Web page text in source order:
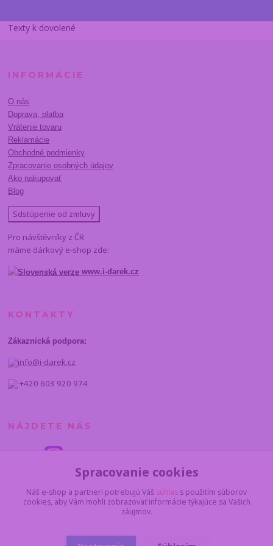
Texty k dovolené
INFORMÁCIE
O nás
Doprava, platba
Vrátenie tovaru
Reklamácie
Obchodné podmienky
Zpracovanie osobných údajov
Ako nakupovať
Blog
Sdstúpenie od zmluvy
Pro návštěvníky z ČR
máme dárkový e-shop zde:
www.i-darek.cz
KONTAKTY
Zákaznická podpora:
info@i-darek.cz
+420 603 920 974
NÁJDETE NÁS
Spracovanie cookies
Náš e-shop a partneri potrebujú Váš súhlas s použitím súborov
cookies, aby Vám mohli zobrazovať informácie týkajúce sa Vašich
záujmov.